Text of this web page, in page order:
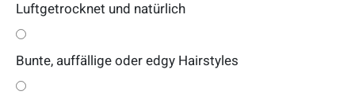
Luftgetrocknet und natürlich
Bunte, auffällige oder edgy Hairstyles